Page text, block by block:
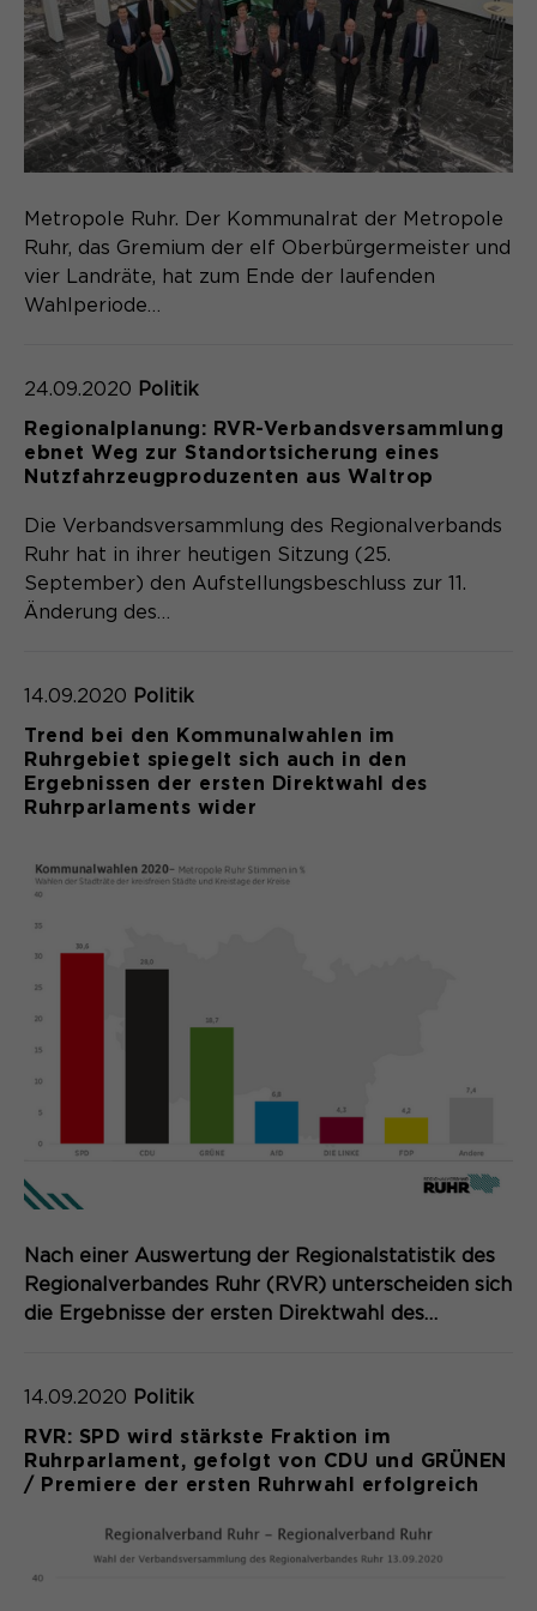
gelöscht.
Zweck
PHPs Standard Sitzungs- Identifikation
(Formulare).
Name be_typo_user
Anbieter TYPO3
Dieser Cookie teilt der Webseite mit,
angemeldet ist und die Rechte besitzt
diese zu verwalten.
Anbieter Sgalinski
Zweck
Speichert den Zustimmungsstatus des
Benutzers für Cookies auf der
aktuellen Domäne.
Name _pk_ref.*
Anbieter Matomo
Laufzeit 6 Monate
Zweck Speichert die Herkunft des Besuchers.
Anbieter Matomo
Laufzeit Sitzung
personenbezogene Daten.
Metropole Ruhr. Der Kommunalrat der Metropole
Ruhr, das Gremium der elf Oberbürgermeister und
vier Landräte, hat zum Ende der laufenden
Wahlperiode…
24.09.2020 Politik
Regionalplanung: RVR-Verbandsversammlung
ebnet Weg zur Standortsicherung eines
Nutzfahrzeugproduzenten aus Waltrop
Die Verbandsversammlung des Regionalverbands
Ruhr hat in ihrer heutigen Sitzung (25.
September) den Aufstellungsbeschluss zur 11.
Änderung des…
14.09.2020 Politik
Trend bei den Kommunalwahlen im
Ruhrgebiet spiegelt sich auch in den
Ergebnissen der ersten Direktwahl des
Ruhrparlaments wider
Nach einer Auswertung der Regionalstatistik des
Regionalverbandes Ruhr (RVR) unterscheiden sich
die Ergebnisse der ersten Direktwahl des…
14.09.2020 Politik
RVR: SPD wird stärkste Fraktion im
Ruhrparlament, gefolgt von CDU und GRÜNEN
/ Premiere der ersten Ruhrwahl erfolgreich